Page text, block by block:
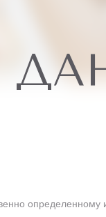
определенному